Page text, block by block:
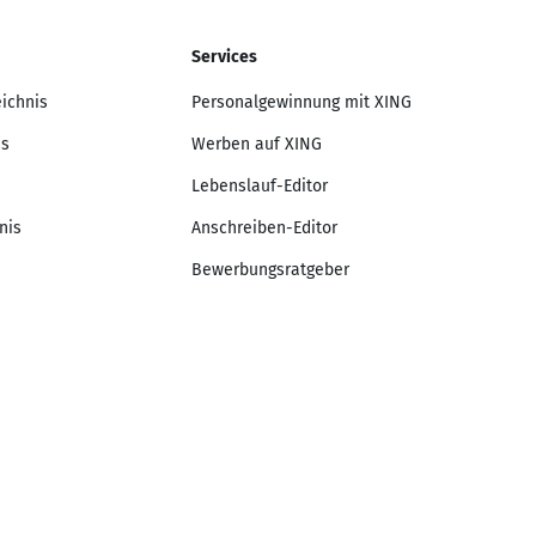
Services
Personalgewinnung mit XING
Werben auf XING
Lebenslauf-Editor
Anschreiben-Editor
Bewerbungsratgeber